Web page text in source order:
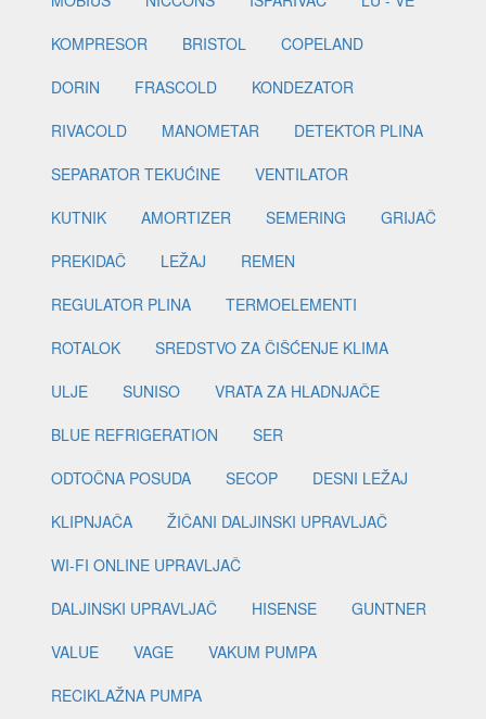
KOMPRESOR
BRISTOL
COPELAND
DORIN
FRASCOLD
KONDEZATOR
RIVACOLD
MANOMETAR
DETEKTOR PLINA
SEPARATOR TEKUĆINE
VENTILATOR
KUTNIK
AMORTIZER SEMERING
GRIJAČ
PREKIDAČ
LEŽAJ
REMEN
REGULATOR PLINA
TERMOELEMENTI
ROTALOK
SREDSTVO ZA ČIŠĆENJE KLIMA
ULJE
SUNISO
VRATA ZA HLADNJAČE
BLUE REFRIGERATION
SER
ODTOČNA POSUDA
SECOP
DESNI LEŽAJ
KLIPNJAČA
ŽIČANI DALJINSKI UPRAVLJAČ
WI-FI ONLINE UPRAVLJAČ
DALJINSKI UPRAVLJAČ
HISENSE
GUNTNER
VALUE
VAGE
VAKUM PUMPA
RECIKLAŽNA PUMPA